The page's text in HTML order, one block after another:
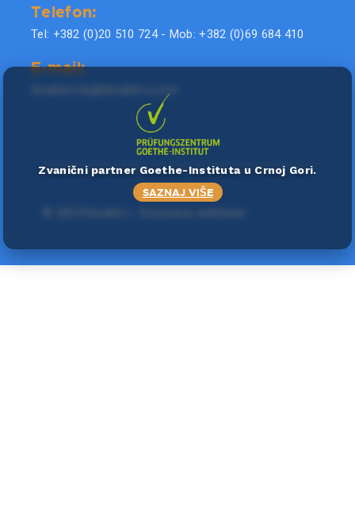
Telefon:
Tel: +382 (0)20 510 724 - Mob: +382 (0)69 684 410
E-mail:
Zvanični partner Goethe-Instituta u Crnoj Gori.
SAZNAJ VIŠE